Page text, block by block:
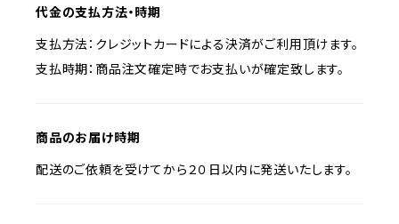
代金の支払方法・時期
支払方法：クレジットカードによる決済がご利用頂けます。
支払時期：商品注文確定時でお支払いが確定致します。
商品のお届け時期
配送のご依頼を受けてから２０日以内に発送いたします。